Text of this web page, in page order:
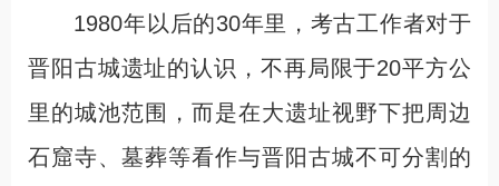
1980年以后的30年里，考古工作者对于
晋阳古城遗址的认识，不再局限于20平方公
里的城池范围，而是在大遗址视野下把周边
石窟寺、墓葬等看作与晋阳古城不可分割的